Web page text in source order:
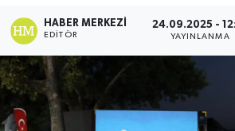
HABER MERKEZI
EDITÖR
24.09.2025 -
YAYINLANMA
TRABZONSPOR
Yaşam